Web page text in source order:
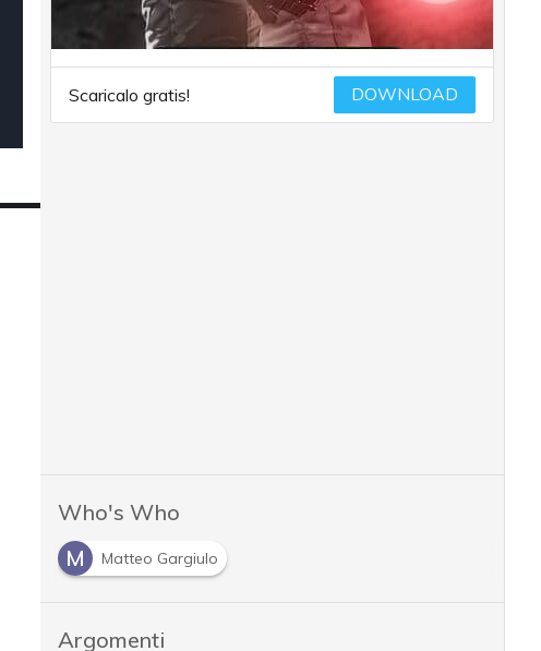
Scaricalo gratis! DOWNLOAD
Who's Who
M
Matteo Gargiulo
Argomenti